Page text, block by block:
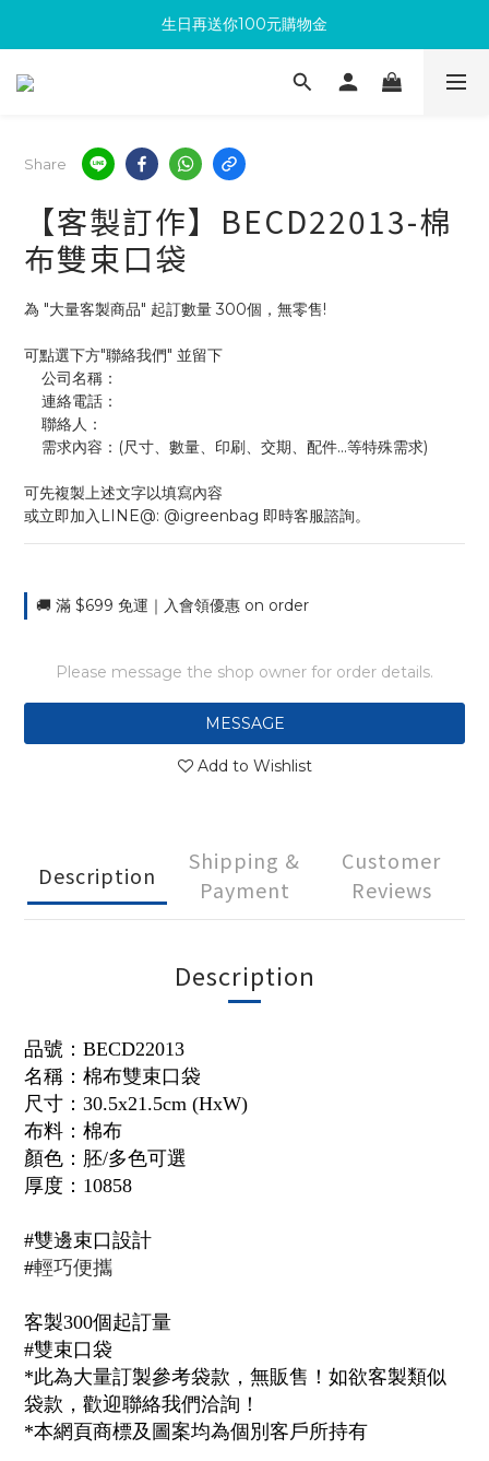
滿300回饋10%購物金
生日再送你100元購物金
加入成為新會員 馬上領取50元購物金
Share
【客製訂作】BECD22013-棉
布雙束口袋
為 "大量客製商品" 起訂數量 300個，無零售!
可點選下方"聯絡我們" 並留下
    公司名稱：
    連絡電話：
    聯絡人：
    需求內容：(尺寸、數量、印刷、交期、配件...等特殊需求)
可先複製上述文字以填寫內容
或立即加入LINE@: @igreenbag 即時客服諮詢。
🚚 滿 $699 免運｜入會領優惠 on order
Please message the shop owner for order details.
MESSAGE
Add to Wishlist
Description
Shipping &
Payment
Customer
Reviews
Description
品號： BECD22013
名稱： 棉布雙束口袋
尺寸：30.5x21.5cm (HxW)
布料：棉布
顏色：胚/多色可選
厚度： 10858
#雙邊束口設計
#輕巧便攜
客製300個起訂量
#雙束口袋
*此為大量訂製參考袋款，無販售！如欲客製類似
袋款，歡迎聯絡我們洽詢！
*本網頁商標及圖案均為個別客戶所持有